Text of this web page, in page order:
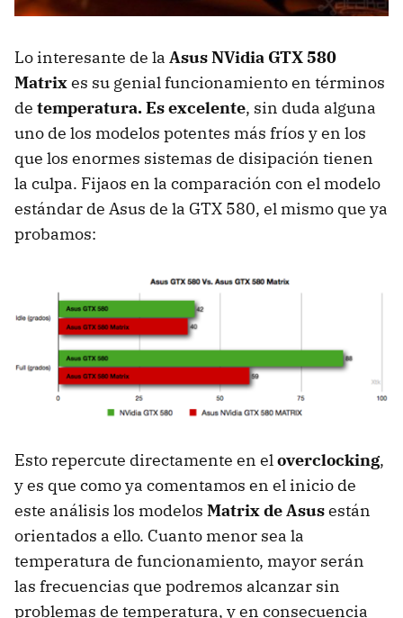
Lo interesante de la Asus NVidia GTX580
Matrixes su genial funcionamiento en términos
de temperatura. Es excelente, sin duda alguna
uno de los modelos potentes más fríos y en los
que los enormes sistemas de disipación tienen
la culpa. Fijaos en la comparación con el modelo
estándar de Asus de la GTX 580, el mismo que ya
probamos:
Esto repercute directamente en eloverclocking,
y es que como ya comentamos en el inicio de
este análisis los modelos Matrix de Asusestán
orientados a ello. Cuanto menor sea la
temperatura de funcionamiento, mayor serán
las frecuencias que podremos alcanzar sin
problemas de temperatura, y en consecuencia